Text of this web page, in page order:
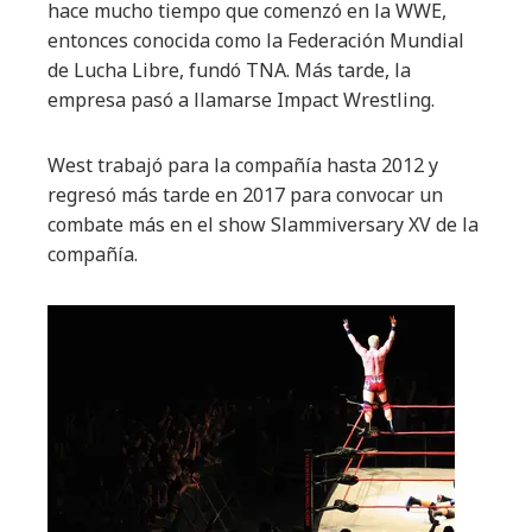
hace mucho tiempo que comenzó en la WWE,
entonces conocida como la Federación Mundial
de Lucha Libre, fundó TNA. Más tarde, la
empresa pasó a llamarse Impact Wrestling.
West trabajó para la compañía hasta 2012 y
regresó más tarde en 2017 para convocar un
combate más en el show Slammiversary XV de la
compañía.